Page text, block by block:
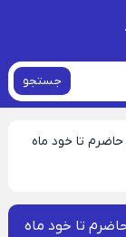
جستجو
تا خود ماه
تا خود ماه